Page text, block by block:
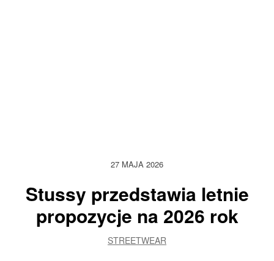
27 MAJA 2026
Stussy przedstawia letnie
propozycje na 2026 rok
STREETWEAR